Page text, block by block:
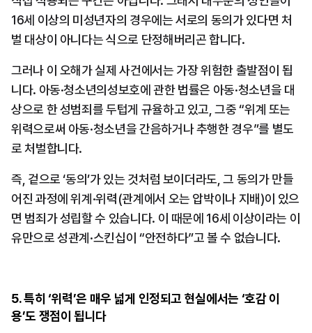
16세 이상의 미성년자의 경우에는 서로의 동의가 있다면 처
벌 대상이 아니다는 식으로 단정해버리곤 합니다.
그러나 이 오해가 실제 사건에서는 가장 위험한 출발점이 됩
니다. 아동·청소년의성보호에 관한 법률은 아동·청소년을 대
상으로 한 성범죄를 두텁게 규율하고 있고, 그중 “위계 또는
위력으로써 아동·청소년을 간음하거나 추행한 경우”를 별도
로 처벌합니다.
즉, 겉으로 ‘동의’가 있는 것처럼 보이더라도, 그 동의가 만들
어진 과정에 위계·위력(관계에서 오는 압박이나 지배)이 있으
면 범죄가 성립할 수 있습니다. 이 때문에 16세 이상이라는 이
유만으로 성관계·스킨십이 “안전하다”고 볼 수 없습니다.
5. 특히 ‘위력’은 매우 넓게 인정되고 현실에서는 ‘호감 이
용’도 쟁점이 됩니다